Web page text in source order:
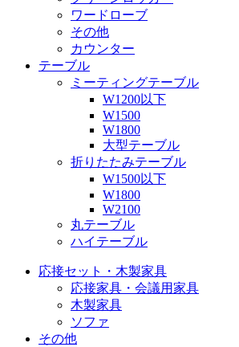
ワードローブ
その他
カウンター
テーブル
ミーティングテーブル
W1200以下
W1500
W1800
大型テーブル
折りたたみテーブル
W1500以下
W1800
W2100
丸テーブル
ハイテーブル
応接セット・木製家具
応接家具・会議用家具
木製家具
ソファ
その他